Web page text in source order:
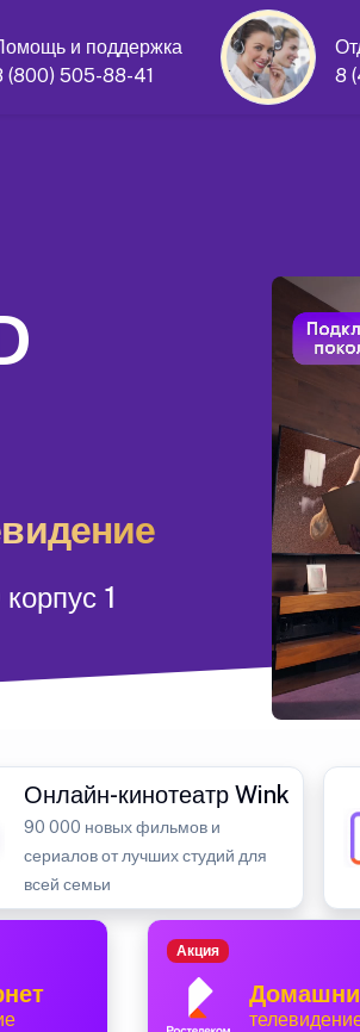
и поддержка
(800) 505-88-41
8
1
Онлайн-кинотеатр Wink
90 000 новых фильмов и
сериалов от лучших студий для
всей семьи
Акция